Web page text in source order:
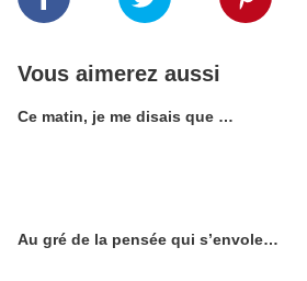
Vous aimerez aussi
Ce matin, je me disais que …
Au gré de la pensée qui s’envole…